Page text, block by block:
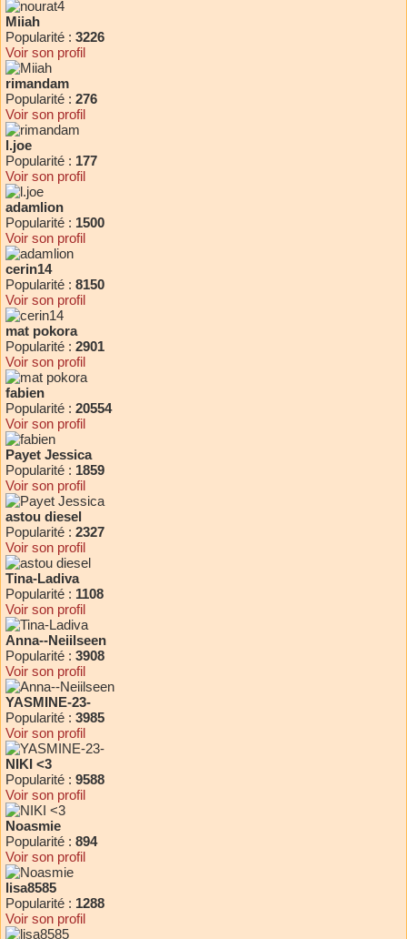
Miiah
Popularité : 3226
Voir son profil
rimandam
Popularité : 276
Voir son profil
l.joe
Popularité : 177
Voir son profil
adamlion
Popularité : 1500
Voir son profil
cerin14
Popularité : 8150
Voir son profil
mat pokora
Popularité : 2901
Voir son profil
fabien
Popularité : 20554
Voir son profil
Payet Jessica
Popularité : 1859
Voir son profil
astou diesel
Popularité : 2327
Voir son profil
Tina-Ladiva
Popularité : 1108
Voir son profil
Anna--Neiilseen
Popularité : 3908
Voir son profil
YASMINE-23-
Popularité : 3985
Voir son profil
NIKI <3
Popularité : 9588
Voir son profil
Noasmie
Popularité : 894
Voir son profil
lisa8585
Popularité : 1288
Voir son profil